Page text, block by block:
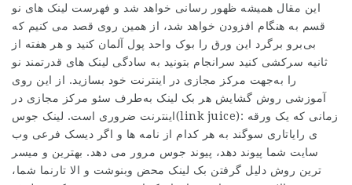
این مقال همیشه ظهور رسانی خواهد شد و فهرست لینک های نو
قسم به هنگام افزودن خواهد شد، از همین روی قصد می کنیم که
بی‌برو برگرد این ورق را بوک واحد پول آلمان کنید و هر هفته از
ثانیه سرکشی کنید سرانجام بتونید به سادگی لینک های قدرتمند نو
را به‌جهت مرکز مجازی در اینترنت خود بسازید. از این روی
آموزشی روش گشایش هر بک لینک به‌طرف سئو مرکز مجازی در
اینترنت ضروری است. لینک جوس(link juice): زمانی که یک ورقه
ی رایاتاری سوگند به هر کدام از نامه ها و اگر دیسک فرعی وب
سایت شما پیوند دهد، پیوند جوس مرور می دهد. بهترین و میسر
ترین روش دلیل گرفتن بک لینک محض وبنوشت و الا تارنما شما،